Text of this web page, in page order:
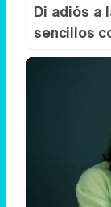
Di adiós a
sencillos